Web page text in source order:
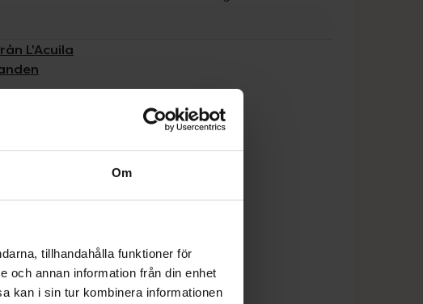
Om
tillhandahålla funktioner för
och annan information från din enhet
kan i sin tur kombinera informationen
L'Acuila